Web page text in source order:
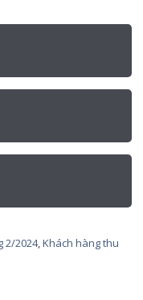
2/2024,Khách hàng thu